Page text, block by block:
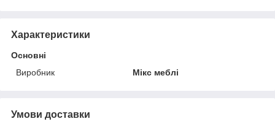
Характеристики
Основні
Виробник
Мікс меблі
Умови доставки